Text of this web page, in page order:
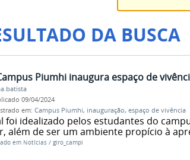
DA BUSCA
Piumhi inaugura espaço de
09/04/2024
em: Campus Piumhi, inauguração, espaço de vivência
foi idealizado pelos estudantes do
além de ser um ambiente propício à
em Notícias / giro_campi